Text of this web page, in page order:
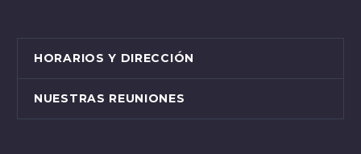
HORARIOS Y DIRECCIÓN
NUESTRAS REUNIONES